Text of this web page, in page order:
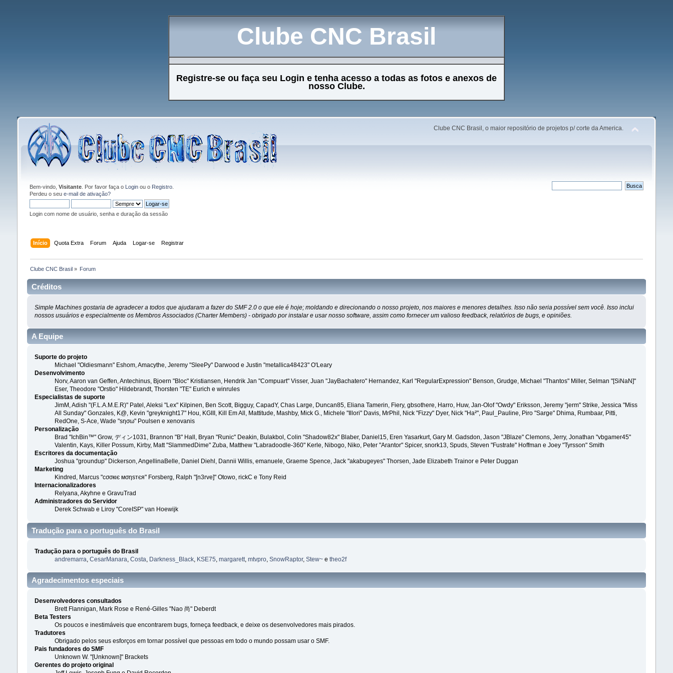
Clube CNC Brasil
Registre-se ou faça seu Login e tenha acesso a todas as fotos e anexos de
nosso Clube.
Clube CNC Brasil, o maior repositório de projetos p/ corte da America.
Bem-vindo, Visitante. Por favor faça o Loginou o Registro.
Perdeu o seu e-mail de ativação?
Login com nome de usuário, senha e duração da sessão
Início Quota Extra Forum Ajuda Logar-se Registrar
Clube CNC Brasil» Forum
Créditos
Simple Machines gostaria de agradecer a todos que ajudaram a fazer do SMF 2.0 o que ele é hoje; moldando e direcionando o nosso projeto, nos maiores e menores detalhes. Isso não seria possível sem você. Isso inclui
nossos usuários e especialmente os Membros Associados (Charter Members) - obrigado por instalar e usar nosso software, assim como fornecer um valioso feedback, relatórios de bugs, e opiniões.
A Equipe
Suporte do projeto
Michael "Oldiesmann" Eshom, Amacythe, Jeremy "SleePy" Darwood e Justin "metallica48423" O'Leary
Desenvolvimento
Norv, Aaron van Geffen, Antechinus, Bjoern "Bloc" Kristiansen, Hendrik Jan "Compuart" Visser, Juan "JayBachatero" Hernandez, Karl "RegularExpression" Benson, Grudge, Michael "Thantos" Miller, Selman "[SiNaN]"
Eser, Theodore "Orstio" Hildebrandt, Thorsten "TE" Eurich e winrules
Especialistas de suporte
JimM, Adish "(F.L.A.M.E.R)" Patel, Aleksi "Lex" Kilpinen, Ben Scott, Bigguy, CapadY, Chas Large, Duncan85, Eliana Tamerin, Fiery, gbsothere, Harro, Huw, Jan-Olof "Owdy" Eriksson, Jeremy "jerm" Strike, Jessica "Miss
All Sunday" Gonzales, K@, Kevin "greyknight17" Hou, KGIII, Kill Em All, Mattitude, Mashby, Mick G., Michele "Illori" Davis, MrPhil, Nick "Fizzy" Dyer, Nick "Ha²", Paul_Pauline, Piro "Sarge" Dhima, Rumbaar, Pitti,
RedOne, S-Ace, Wade "sησω" Poulsen e xenovanis
Personalização
Brad "IchBin™" Grow, ディン1031, Brannon "B" Hall, Bryan "Runic" Deakin, Bulakbol, Colin "Shadow82x" Blaber, Daniel15, Eren Yasarkurt, Gary M. Gadsdon, Jason "JBlaze" Clemons, Jerry, Jonathan "vbgamer45"
Valentin, Kays, Killer Possum, Kirby, Matt "SlammedDime" Zuba, Matthew "Labradoodle-360" Kerle, Nibogo, Niko, Peter "Arantor" Spicer, snork13, Spuds, Steven "Fustrate" Hoffman e Joey "Tyrsson" Smith
Escritores da documentação
Joshua "groundup" Dickerson, AngellinaBelle, Daniel Diehl, Dannii Willis, emanuele, Graeme Spence, Jack "akabugeyes" Thorsen, Jade Elizabeth Trainor e Peter Duggan
Marketing
Kindred, Marcus "cσσкιє мσηѕтєя" Forsberg, Ralph "[n3rve]" Otowo, rickC e Tony Reid
Internacionalizadores
Relyana, Akyhne e GravuTrad
Administradores do Servidor
Derek Schwab e Liroy "CoreISP" van Hoewijk
Tradução para o português do Brasil
Tradução para o português do Brasil
andremarra CesarManara Costa Darkness_Black, KSE75 margarett, mtvpro, SnowRaptor, Stew~e theo2f
Agradecimentos especiais
Desenvolvedores consultados
Brett Flannigan, Mark Rose e René-Gilles "Nao 尚" Deberdt
Beta Testers
Os poucos e inestimáveis que encontrarem bugs, forneça feedback, e deixe os desenvolvedores mais pirados.
Tradutores
Obrigado pelos seus esforços em tornar possível que pessoas em todo o mundo possam usar o SMF.
Pais fundadores do SMF
Unknown W. "[Unknown]" Brackets
Gerentes do projeto original